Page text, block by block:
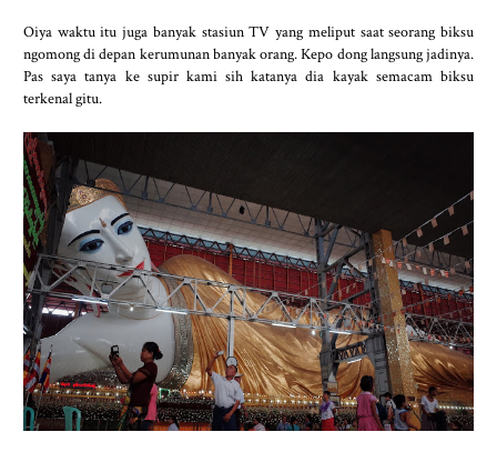
Oiya waktu itu juga banyak stasiun TV yang meliput saat seorang biksu
ngomong di depan kerumunan banyak orang. Kepo dong langsung jadinya.
Pas saya tanya ke supir kami sih katanya dia kayak semacam biksu
terkenal gitu.